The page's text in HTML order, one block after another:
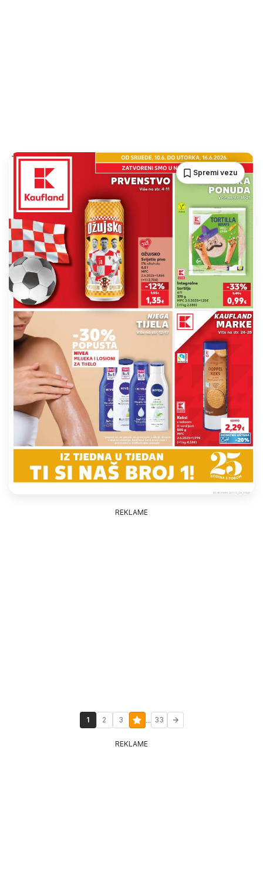
Spremi vezu
REKLAME
1 2 3 ... 33
REKLAME